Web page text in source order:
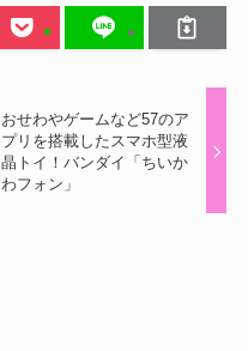
おせわやゲームなど57のア
プリを搭載したスマホ型液
晶トイ！バンダイ「ちいか
わフォン」